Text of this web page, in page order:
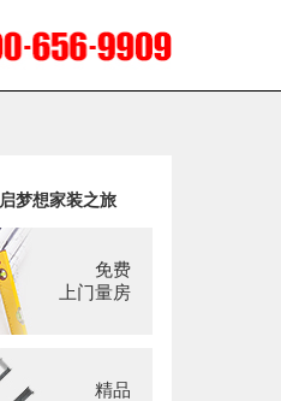
梦想家装之旅
免费
上门量房
精品